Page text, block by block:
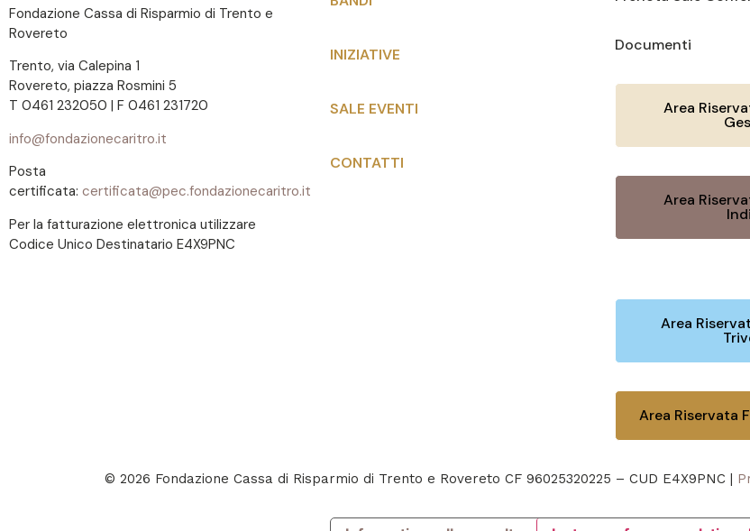
Fondazione Cassa di Risparmio di Trento e
Rovereto
Trento, via Calepina 1
Rovereto, piazza Rosmini 5
T 0461 232050 | F 0461 231720
info@fondazionecaritro.it
Posta
certificata: certificata@pec.fondazionecaritro.it
Per la fatturazione elettronica utilizzare
Codice Unico Destinatario E4X9PNC
INIZIATIVE
SALE EVENTI
CONTATTI
Documenti
Area
Area
Area
Area Riservata
© 2026 Fondazione Cassa di Risparmio di Trento e Rovereto CF 96025320225 – CUD E4X9PNC |